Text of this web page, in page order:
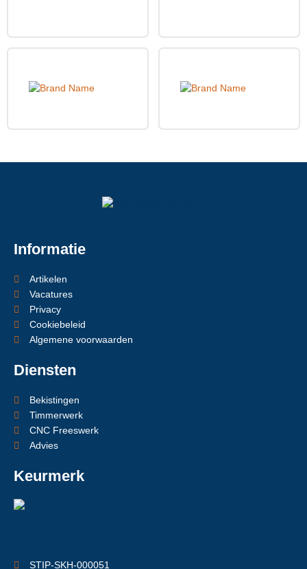
Informatie
Artikelen
Vacatures
Privacy
Cookiebeleid
Algemene voorwaarden
Diensten
Bekistingen
Timmerwerk
CNC Freeswerk
Advies
Keurmerk
STIP-SKH-000051